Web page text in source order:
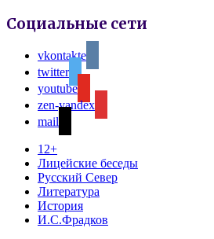
Социальные сети
vkontakte
twitter
youtube
zen-yandex
mail
12+
Лицейские беседы
Русский Север
Литература
История
И.С.Фрадков